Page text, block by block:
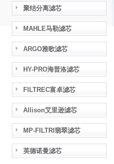
聚结分离滤芯
MAHLE马勒滤芯
ARGO雅歌滤芯
HY-PRO海普洛滤芯
FILTREC富卓滤芯
Allison艾里逊滤芯
MP-FILTRI翡翠滤芯
英德诺曼滤芯